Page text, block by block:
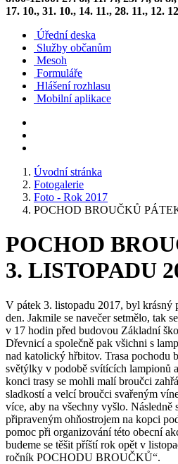
17. 10., 31. 10., 14. 11., 28. 11., 12.
Úřední deska
Služby občanům
Mesoh
Formuláře
Hlášení rozhlasu
Mobilní aplikace
Úvodní stránka
Fotogalerie
Foto - Rok 2017
POCHOD BROUČKŮ
POCHOD
3. LISTOPADU
V pátek 3. listopadu 2017, byl krásný
den. Jakmile se navečer setmělo, tak
v 17 hodin před budovou Základní
Dřevnicí a společně pak všichni s
nad katolický hřbitov. Trasa pochodu
světýlky v podobě svítících lampionů
konci trasy se mohli malí broučci
sladkostí a velcí broučci svařeným
více, aby na všechny vyšlo. Následně
připraveným ohňostrojem na kopci
pomoc při organizování této obecní
budeme se těšit příští rok opět v
ročník POCHODU BROUČKŮ“.